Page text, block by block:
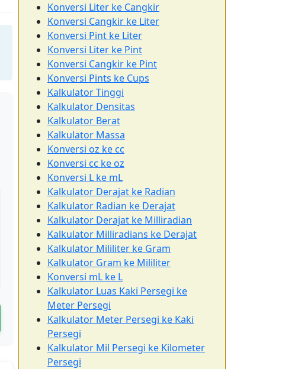
Konversi Liter ke Cangkir
Konversi Cangkir ke Liter
Konversi Pint ke Liter
Konversi Liter ke Pint
Konversi Cangkir ke Pint
Konversi Pints ke Cups
Kalkulator Tinggi
Kalkulator Densitas
Kalkulator Berat
Kalkulator Massa
Konversi oz ke cc
Konversi cc ke oz
Konversi L ke mL
Kalkulator Derajat ke Radian
Kalkulator Radian ke Derajat
Kalkulator Derajat ke Milliradian
Kalkulator Milliradians ke Derajat
Kalkulator Mililiter ke Gram
Kalkulator Gram ke Mililiter
Konversi mL ke L
Kalkulator Luas Kaki Persegi ke
Meter Persegi
Kalkulator Meter Persegi ke Kaki
Persegi
Kalkulator Mil Persegi ke Kilometer
Persegi